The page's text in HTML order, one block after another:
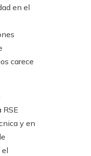
en el
carece
y en